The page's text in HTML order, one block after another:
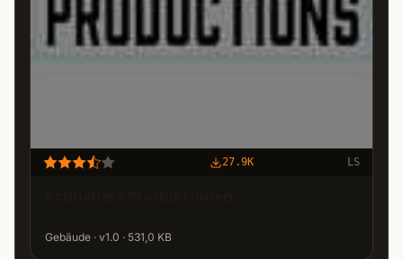
27.9K LS
Gebäude · v1.0 · 531,0 KB